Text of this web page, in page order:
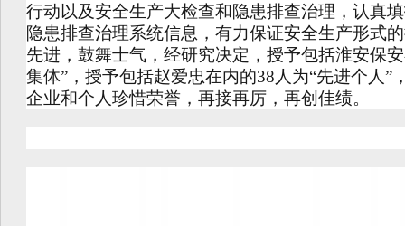
行动以及安全生产大检查和隐患排查治理，认真
隐患排查治理系统信息，有力保证安全生产形式
先进，鼓舞士气，经研究决定，授予包括淮安保安
集体”， 授予包括赵爱忠在内的38人为“先进个人”
企业和个人珍惜荣誉，再接再厉，再创佳绩。